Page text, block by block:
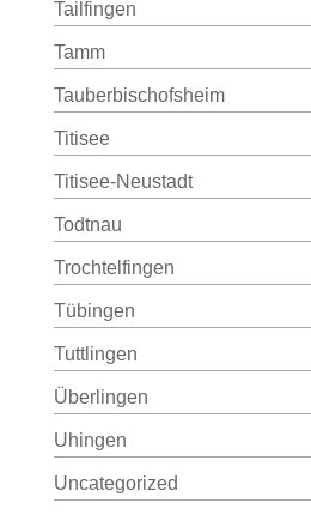
Tailfingen
Tamm
Tauberbischofsheim
Titisee
Titisee-Neustadt
Todtnau
Trochtelfingen
Tübingen
Tuttlingen
Überlingen
Uhingen
Uncategorized